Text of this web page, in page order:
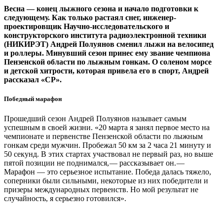
Весна — ​конец лыжного сезона и начало подготовки к
следующему. Как только растаял снег, инженер-
проектировщик Научно-исследовательского и
конструкторского института радиоэлектронной техники
(НИКИРЭТ) Андрей Полуянов сменил лыжи на велосипед
и роллеры. Минувший сезон принес ему звание чемпиона
Пензенской области по лыжным гонкам. О соленом морсе
и детской хитрости, которая привела его в спорт, Андрей
рассказал «СР».
Победный марафон
Прошедший сезон Андрей Полуянов называет самым
успешным в своей жизни. «20 марта я занял первое место на
чемпионате и первенстве Пензенской области по лыжным
гонкам среди мужчин. Пробежал 50 км за 2 часа 21 минуту и
50 секунд. В этих стартах участвовал не первый раз, но выше
пятой позиции не поднимался, — ​рассказывает он. — ​
Марафон — ​это серьезное испытание. Победа далась тяжело,
соперники были сильными, некоторые из них победители и
призеры международных первенств. Но мой результат не
случайность, я серьезно готовился».